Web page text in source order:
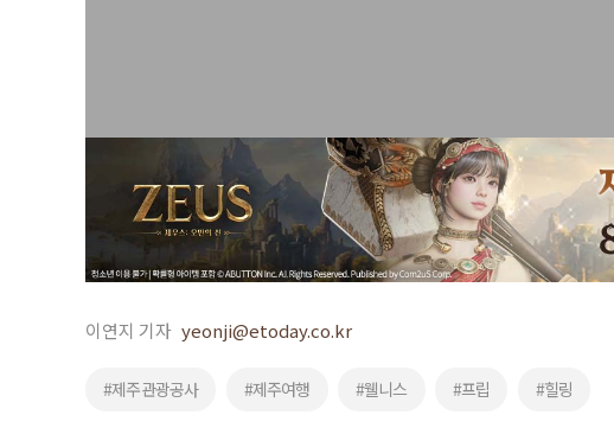
이연지 기자 yeonji@etoday.co.kr
#제주관광공사 #제주여행 #웰니스 #프립 #힐링